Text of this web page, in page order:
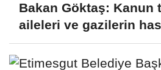
Bakan Göktaş: Kanun
aileleri ve gazilerin